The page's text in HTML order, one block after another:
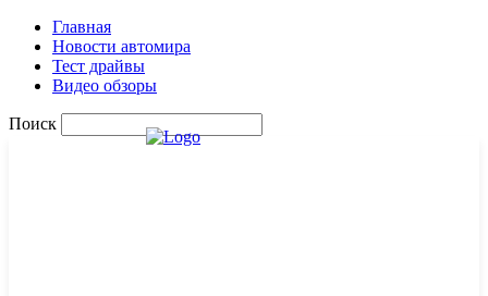
Главная
Новости автомира
Тест драйвы
Видео обзоры
Поиск